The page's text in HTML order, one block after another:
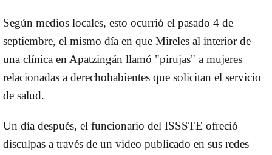
Según medios locales, esto ocurrió el pasado 4 de
septiembre, el mismo día en que Mireles al interior de
una clínica en Apatzingán llamó "pirujas" a mujeres
relacionadas a derechohabientes que solicitan el servicio
de salud.
Un día después, el funcionario del ISSSTE ofreció
disculpas a través de un video publicado en sus redes